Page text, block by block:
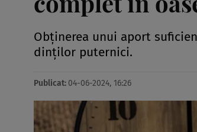
Obținerea unui aport
dinților puternici.
Publicat: 04-06-2024, 16:26